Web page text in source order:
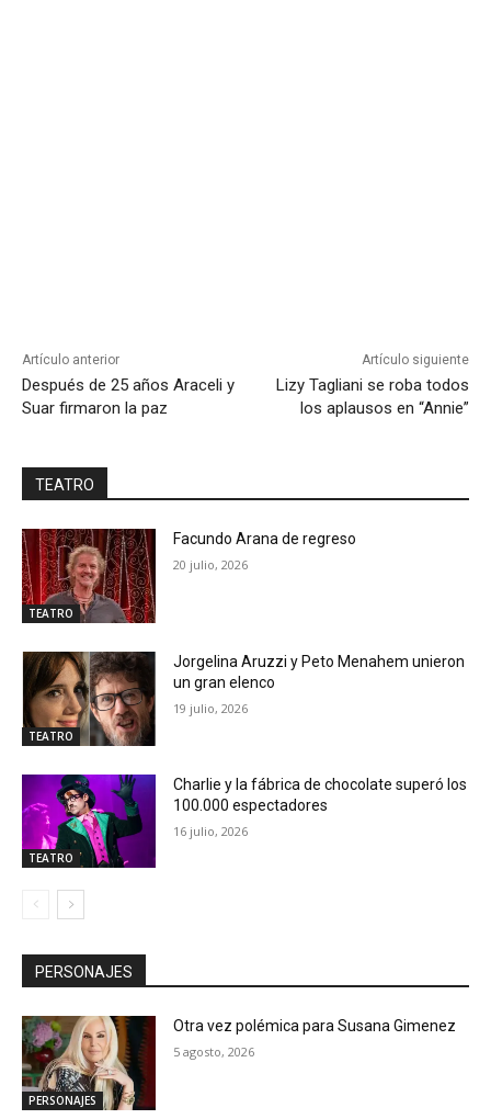
Artículo anterior
Después de 25 años Araceli y
Suar firmaron la paz
Artículo siguiente
Lizy Tagliani se roba todos
los aplausos en “Annie”
TEATRO
TEATRO
Facundo Arana de regreso
20 julio, 2026
TEATRO
Jorgelina Aruzzi y Peto Menahem unieron
un gran elenco
19 julio, 2026
TEATRO
Charlie y la fábrica de chocolate superó los
100.000 espectadores
16 julio, 2026
PERSONAJES
PERSONAJES
Otra vez polémica para Susana Gimenez
5 agosto, 2026